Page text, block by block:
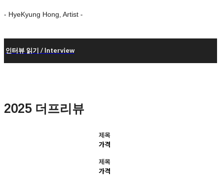
- HyeKyung Hong, Artist -
인터뷰 읽기 / Interview
2025 더프리뷰
제목
가격
제목
가격